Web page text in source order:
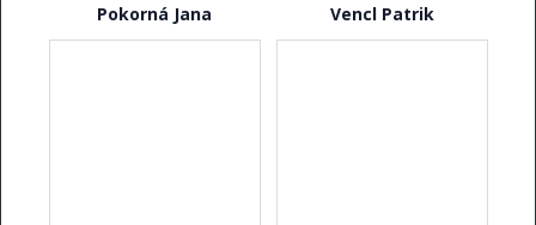
Pokorná Jana Vencl Patrik